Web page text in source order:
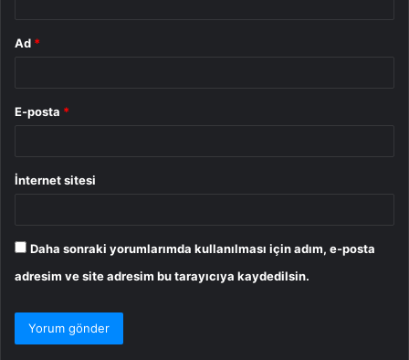
Ad *
E-posta *
İnternet sitesi
Daha sonraki yorumlarımda kullanılması için adım, e-posta
adresim ve site adresim bu tarayıcıya kaydedilsin.